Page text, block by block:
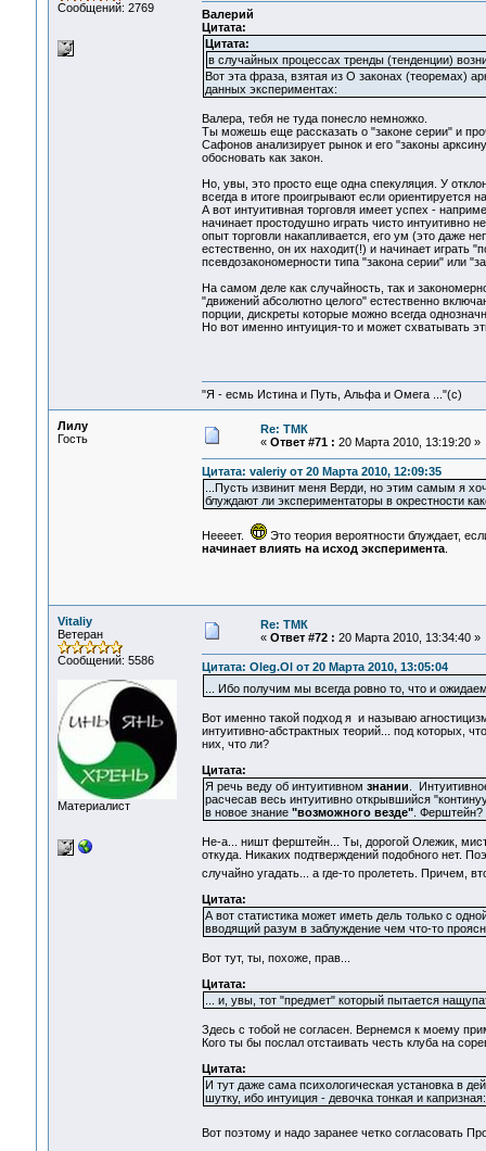
Сообщений: 2769
Валерий
Цитата:
Цитата:
в случайных процессах тренды (тенденции)
Вот эта фраза, взятая из О законах (теоремах)
данных экспериментах:
Валера, тебя не туда понесло немножко.
Ты можешь еще рассказать о "законе серии" и
Сафонов анализирует рынок и его "законы
обосновать как закон.
Но, увы, это просто еще одна спекуляция. У
всегда в итоге проигрывают если ориентируется
А вот интуитивная торговля имеет успех -
начинает простодушно играть чисто интуитивно
опыт торговли накапливается, его ум (это даже
естественно, он их находит(!) и начинает играть
псевдозакономерности типа "закона серии" или
На самом деле как случайность, так и
"движений абсолютно целого" естественно
порции, дискреты которые можно всегда
Но вот именно интуиция-то и может схватывать
"Я - есмь Истина и Путь, Альфа и Омега ..."(с)
Лилу
Гость
Re: ТМК
« Ответ #71 : 20 Марта 2010, 13:19:20 »
Цитата: valeriy от 20 Марта 2010, 12:09:35
...Пусть извинит меня Верди, но этим самым я
блуждают ли экспериментаторы в окрестности
Неееет.
Это теория вероятности блуждает,
начинает влиять на исход эксперимента.
Vitaliy
Ветеран
Сообщений: 5586
Материалист
Re: ТМК
« Ответ #72 : 20 Марта 2010, 13:34:40 »
Цитата: Oleg.Ol от 20 Марта 2010, 13:05:04
... Ибо получим мы всегда ровно то, что и
Вот именно такой подход я и называю
интуитивно-абстрактных теорий... под которых,
них, что ли?
Цитата:
Я речь веду об интуитивном знании .
расчесав весь интуитивно открывшийся
в новое знание "возможного везде". Ферштейн?
Не-а... ништ ферштейн... Ты, дорогой Олежик,
откуда. Никаких подтверждений подобного нет.
случайно угадать... а где-то пролететь. Причем,
Цитата:
А вот статистика может иметь дель только с
вводящий разум в заблуждение чем что-то
Вот тут, ты, похоже, прав...
Цитата:
... и, увы, тот "предмет" который пытается
Здесь с тобой не согласен. Вернемся к моему
Кого ты бы послал отстаивать честь клуба на
Цитата:
И тут даже сама психологическая установка в
шутку, ибо интуиция - девочка тонкая и
Вот поэтому и надо заранее четко согласовать